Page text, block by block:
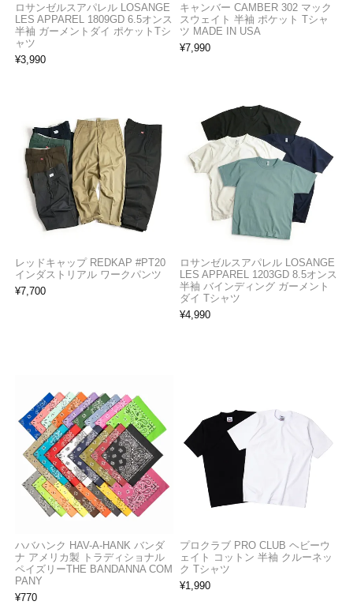
ロサンゼルスアパレル LOSANGE
LES APPAREL 1809GD 6.5オンス
半袖 ガーメントダイ ポケットTシ
ャツ
¥3,990
キャンバー CAMBER 302 マック
スウェイト 半袖 ポケット Tシャ
ツ MADE IN USA
¥7,990
レッドキャップ REDKAP #PT20
インダストリアル ワークパンツ
¥7,700
ロサンゼルスアパレル LOSANGE
LES APPAREL 1203GD 8.5オンス
半袖 バインディング ガーメント
ダイ Tシャツ
¥4,990
ハバハンク HAV-A-HANK バンダ
ナ アメリカ製 トラディショナル
ペイズリーTHE BANDANNA COM
PANY
¥770
プロクラブ PRO CLUB ヘビーウ
ェイト コットン 半袖 クルーネッ
ク Tシャツ
¥1,990